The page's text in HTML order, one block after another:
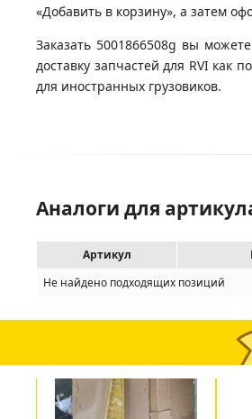
«Добавить в корзину», а затем
Заказать 5001866508g вы
доставку запчастей для RVI
для иностранных грузовиков.
Аналоги для
Артикул
Не найдено подходящих позиций